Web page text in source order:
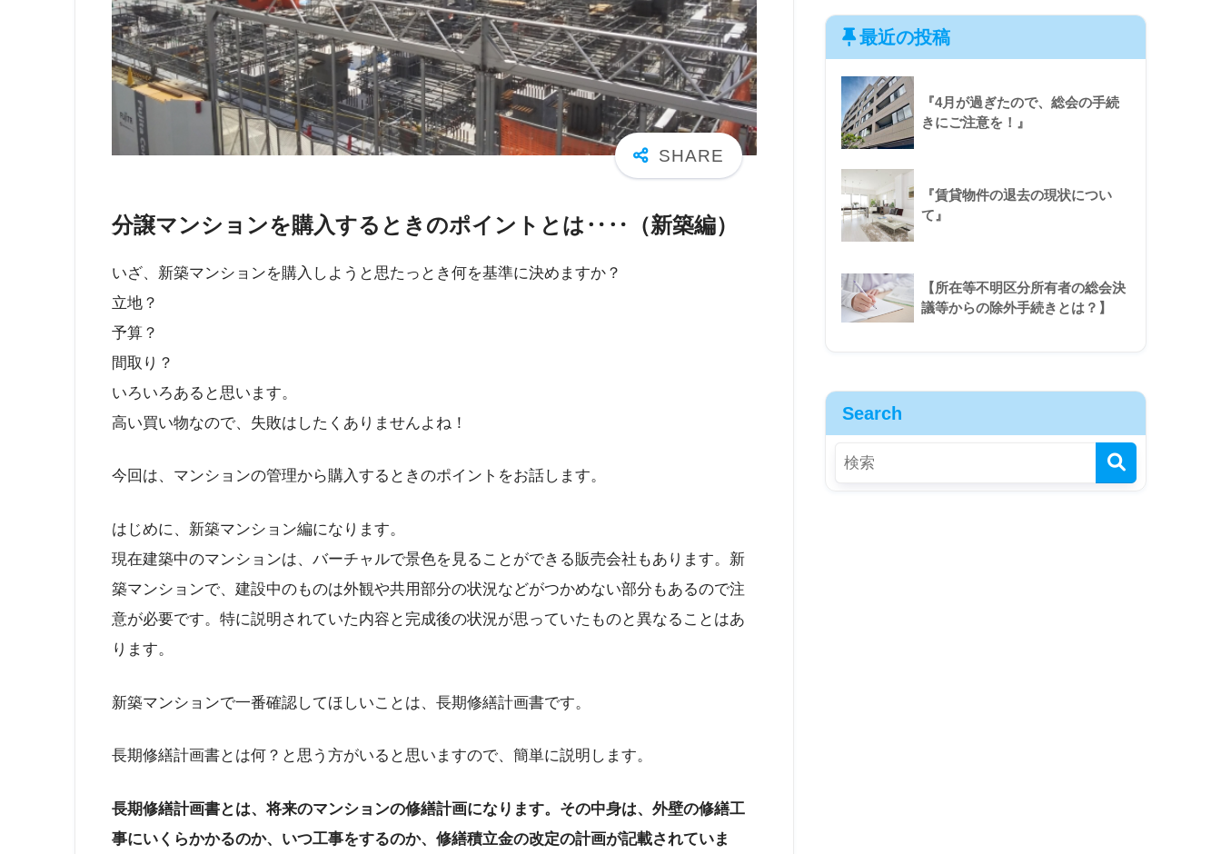
分譲マンションを購入するときのポイントとは‥‥（新築編）
いざ、新築マンションを購入しようと思たっとき何を基準に決めますか？
立地？
予算？
間取り？
いろいろあると思います。
高い買い物なので、失敗はしたくありませんよね！
今回は、マンションの管理から購入するときのポイントをお話します。
はじめに、新築マンション編になります。
現在建築中のマンションは、バーチャルで景色を見ることができる販売会社もあります。新
築マンションで、建設中のものは外観や共用部分の状況などがつかめない部分もあるので注
意が必要です。特に説明されていた内容と完成後の状況が思っていたものと異なることはあ
ります。
新築マンションで一番確認してほしいことは、長期修繕計画書です。
長期修繕計画書とは何？と思う方がいると思いますので、簡単に説明します。
長期修繕計画書とは、将来のマンションの修繕計画になります。その中身は、外壁の修繕工
事にいくらかかるのか、いつ工事をするのか、修繕積立金の改定の計画が記載されていま
最近の投稿
『4月が過ぎたので、総会の手続
きにご注意を！』
『賃貸物件の退去の現状につい
て』
【所在等不明区分所有者の総会決
議等からの除外手続きとは？】
Search